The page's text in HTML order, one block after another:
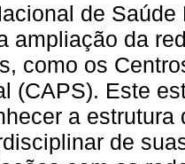
de Saúde
ampliação da
como os
(CAPS). Este
a estrutura
de